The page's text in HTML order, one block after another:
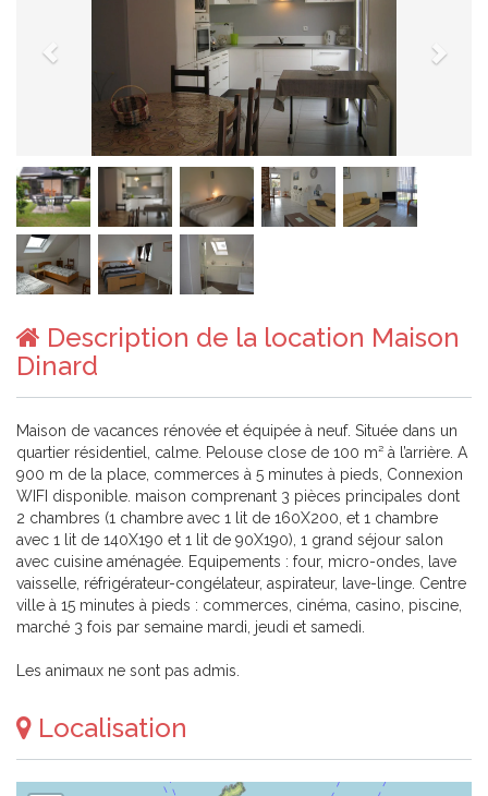
Description de la location Maison
Dinard
Maison de vacances rénovée et équipée à neuf. Située dans un
quartier résidentiel, calme. Pelouse close de 100 m² à l’arrière. A
900 m de la place, commerces à 5 minutes à pieds, Connexion
WIFI disponible. maison comprenant 3 pièces principales dont
2 chambres (1 chambre avec 1 lit de 160X200, et 1 chambre
avec 1 lit de 140X190 et 1 lit de 90X190), 1 grand séjour salon
avec cuisine aménagée. Equipements : four, micro-ondes, lave
vaisselle, réfrigérateur-congélateur, aspirateur, lave-linge. Centre
ville à 15 minutes à pieds : commerces, cinéma, casino, piscine,
marché 3 fois par semaine mardi, jeudi et samedi.
Les animaux ne sont pas admis.
Localisation